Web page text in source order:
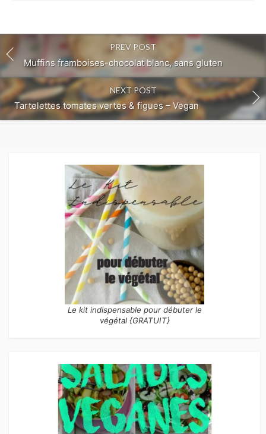
PREV POST
Muffins framboises-chocolat blanc, sans gluten
NEXT POST
Tartelettes tomates vertes & figues – Vegan
Le kit indispensable pour débuter le
végétal {GRATUIT}